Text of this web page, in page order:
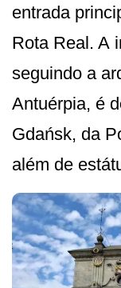
entrada
Rota Real. A
seguindo a
Antuérpia, é
Gdańsk, da
além de